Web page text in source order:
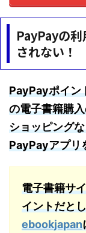
PayPayの
されない！
PayPayポイン
の電子書籍購
ショッピング
PayPayアプリ
電子書籍サ
イントだと
ebookjapan